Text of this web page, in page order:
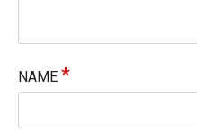
NAME *